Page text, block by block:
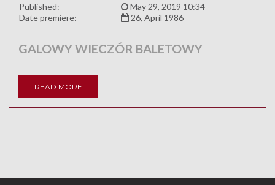
Published:
May 29, 2019 10:34
Date premiere:
26, April 1986
GALOWY WIECZÓR BALETOWY
READ MORE